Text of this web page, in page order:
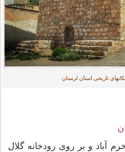
تاریخی استان لرستان
آباد و بر روی رودخانه گلال